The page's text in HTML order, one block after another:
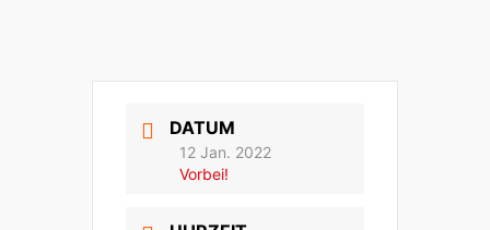
DATUM
12 Jan. 2022
Vorbei!